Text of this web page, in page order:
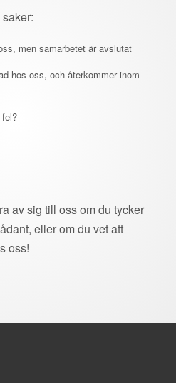
men samarbetet är avslutat
hos oss, och återkommer inom
av sig till oss om du tycker
eller om du vet att
oss!